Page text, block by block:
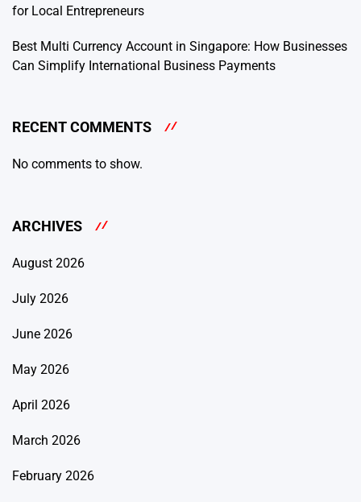
for Local Entrepreneurs
Best Multi Currency Account in Singapore: How Businesses
Can Simplify International Business Payments
RECENT COMMENTS
No comments to show.
ARCHIVES
August 2026
July 2026
June 2026
May 2026
April 2026
March 2026
February 2026